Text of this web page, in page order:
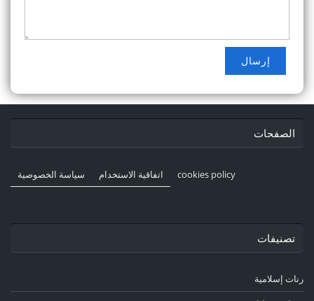
الصفحات
سياسة الخصوصية اتفاقية الاستخدام cookies policy
تصنيفات
رنات إسلامية